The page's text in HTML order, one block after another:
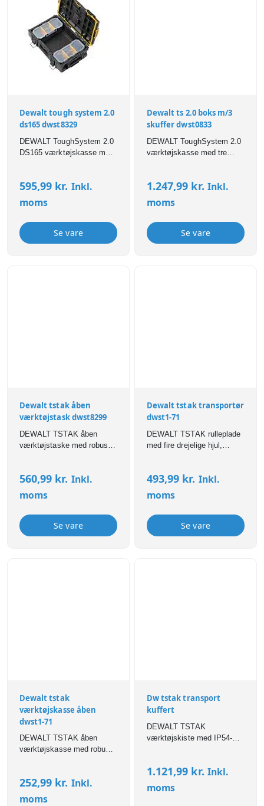
Dewalt tough system 2.0
ds165 dwst8329
DEWALT ToughSystem 2.0
DS165 værktøjskasse med
opbevaring af værktøj.
595,99 kr. Inkl.
moms
Se vare
Dewalt ts 2.0 boks m/3
skuffer dwst0833
DEWALT ToughSystem 2.0
værktøjskasse med tre
værktøj og tilbehør.
1.247,99 kr. Inkl.
moms
Se vare
Dewalt tstak åben
værktøjstask dwst8299
DEWALT TSTAK åben
værktøjstaske med robust
af værktøj og tilbehør.
560,99 kr. Inkl.
moms
Se vare
Dewalt tstak transportør
dwst1-71
DEWALT TSTAK rulleplade
med fire drejelige hjul,
værktøjskasser og moduler.
493,99 kr. Inkl.
moms
Se vare
Dewalt tstak
værktøjskasse åben
dwst1-71
DEWALT TSTAK åben
værktøjskasse med robust
værktøj og tilbehør.
252,99 kr. Inkl.
moms
Dw tstak transport
kuffert
DEWALT TSTAK
værktøjskiste med IP54-
opbevaring af værktøj og
1.121,99 kr. Inkl.
moms